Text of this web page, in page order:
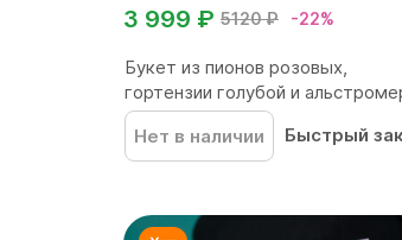
5120 ₽ -22%
3 999 ₽
Букет из пионов розовых,
гортензии голубой и
Нет в наличии
Быстрый